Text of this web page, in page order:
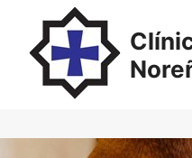
contenido